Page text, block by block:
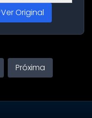
Ver Original
Próxima